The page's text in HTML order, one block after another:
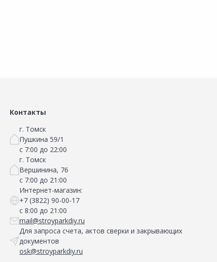
Контакты
г. Томск
Пушкина 59/1
с 7:00 до 22:00
г. Томск
Вершинина, 76
с 7:00 до 21:00
Интернет-магазин:
+7 (3822) 90-00-17
с 8:00 до 21:00
mail@stroyparkdiy.ru
Для запроса счета, актов сверки и закрывающих
документов
osk@stroyparkdiy.ru